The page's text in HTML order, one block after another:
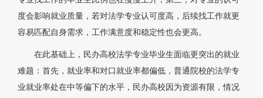
度会影响就业质量，若对法学专业认可度高，后续找工作就更
容易匹配自身需求，工作满意度和稳定性也会更高。
在此基础上，民办高校法学专业毕业生面临更突出的就业
难题：首先，就业率和对口就业率都偏低，普通院校的法学专
业就业率处在中等偏下的水平，民办高校因为资源有限，情况